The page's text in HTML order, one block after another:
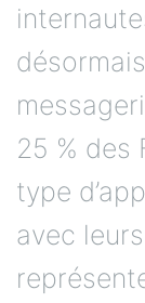
25 % des
type
avec